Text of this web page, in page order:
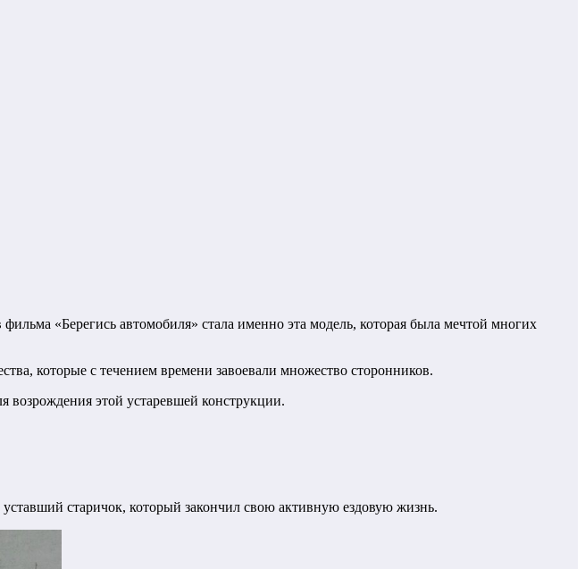
«Берегись автомобиля» стала именно эта модель, которая была мечтой многих
которые с течением времени завоевали множество сторонников.
возрождения этой устаревшей конструкции.
старичок, который закончил свою активную ездовую жизнь.